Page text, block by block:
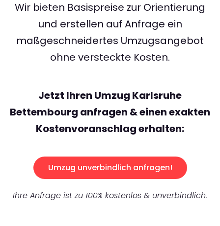
Wir bieten Basispreise zur Orientierung
und erstellen auf Anfrage ein
maßgeschneidertes Umzugsangebot
ohne versteckte Kosten.
Jetzt Ihren Umzug Karlsruhe
Bettembourg anfragen & einen exakten
Kostenvoranschlag erhalten:
Umzug unverbindlich anfragen!
Ihre Anfrage ist zu 100% kostenlos & unverbindlich.